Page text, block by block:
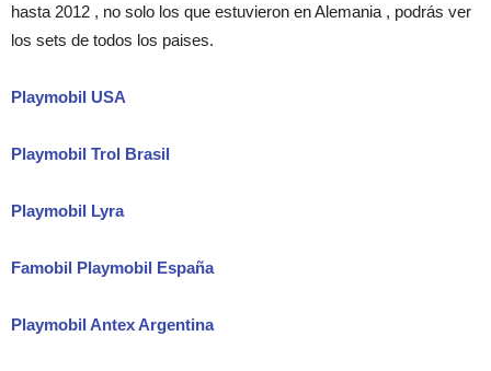
hasta 2012 , no solo los que estuvieron en Alemania , podrás ver
los sets de todos los paises.
Playmobil USA
Playmobil Trol Brasil
Playmobil Lyra
Famobil Playmobil España
Playmobil Antex Argentina